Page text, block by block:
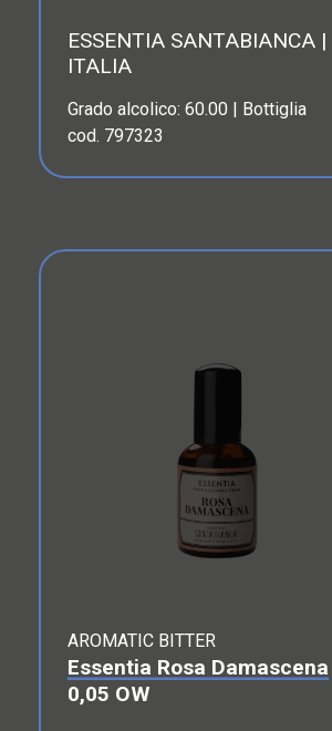
ESSENTIA SANTABIANCA |
ITALIA
Grado alcolico: 60.00 | Bottiglia
cod. 797323
AROMATIC BITTER
Essentia Rosa Damascena
0,05 OW